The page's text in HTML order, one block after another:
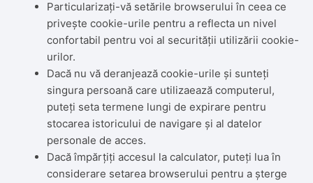
Particularizați-vă setările browserului în ceea ce
privește cookie-urile pentru a reflecta un nivel
confortabil pentru voi al securității utilizării cookie-
urilor.
Dacă nu vă deranjează cookie-urile și sunteți
singura persoană care utilizaează computerul,
puteți seta termene lungi de expirare pentru
stocarea istoricului de navigare și al datelor
personale de acces.
Dacă împărțiți accesul la calculator, puteți lua în
considerare setarea browserului pentru a șterge